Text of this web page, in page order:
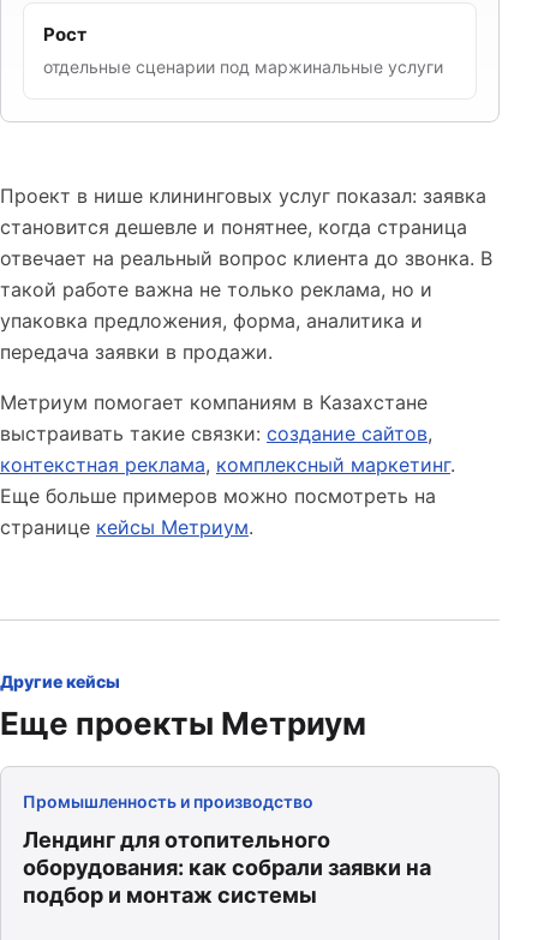
Рост
отдельные сценарии под маржинальные услуги
Проект в нише клининговых услуг показал: заявка
становится дешевле и понятнее, когда страница
отвечает на реальный вопрос клиента до звонка. В
такой работе важна не только реклама, но и
упаковка предложения, форма, аналитика и
передача заявки в продажи.
Метриум помогает компаниям в Казахстане
выстраивать такие связки: создание сайтов,
контекстная реклама, комплексный маркетинг.
Еще больше примеров можно посмотреть на
странице кейсы Метриум.
Другие кейсы
Еще проекты Метриум
Промышленность и производство
Лендинг для отопительного
оборудования: как собрали заявки на
подбор и монтаж системы